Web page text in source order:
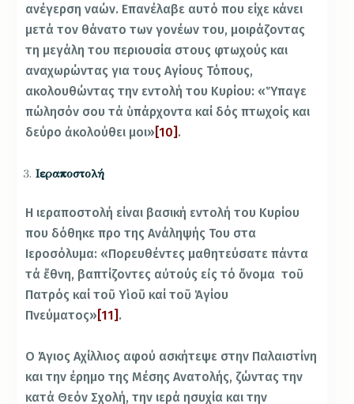
ανέγερση ναών. Επανέλαβε αυτό που είχε κάνει
μετά τον θάνατο των γονέων του, μοιράζοντας
τη μεγάλη του περιουσία στους φτωχούς και
αναχωρώντας για τους Αγίους Τόπους,
ακολουθώντας την εντολή του Κυρίου: «Ὕπαγε
πώλησόν σου τά ὑπάρχοντα καί δός πτωχοίς και
δεύρο ἀκολούθει μοι» [10] .
Ιεραποστολή
Η ιεραποστολή είναι βασική εντολή του Κυρίου
που δόθηκε προ της Ανάληψής Του στα
Ιεροσόλυμα: «Πορευθέντες μαθητεύσατε πάντα
τά ἔθνη, βαπτίζοντες αὐτούς εἰς τό ὄνομα τοῦ
Πατρός καί τοῦ Υἱοῦ καί τοῦ Ἁγίου
Πνεύματος» [11] .
Ο Άγιος Αχίλλιος αφού ασκήτεψε στην Παλαιστίνη
και την έρημο της Μέσης Ανατολής, ζώντας την
κατά Θεόν Σχολή, την ιερά ησυχία και την